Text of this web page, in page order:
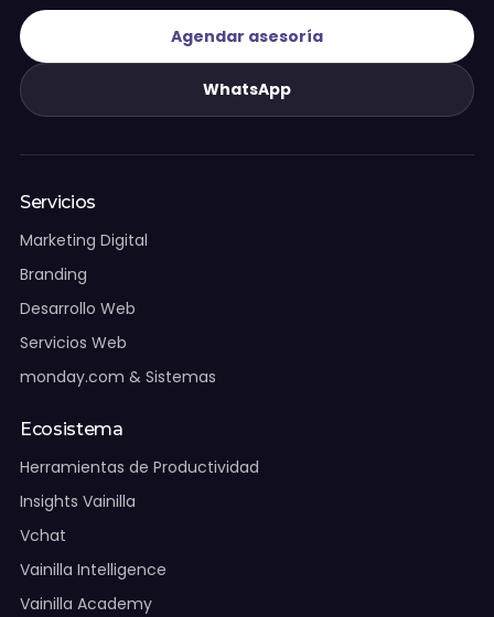
Soporte:WhatsApp Soporte
Chihuahua:+52 (614) 474 10 00
+52 55 4209 4356
Agendar asesoría
WhatsApp
Servicios
Marketing Digital
Branding
Desarrollo Web
Servicios Web
monday.com & Sistemas
Ecosistema
Herramientas de Productividad
Insights Vainilla
Vchat
Vainilla Intelligence
Vainilla Academy